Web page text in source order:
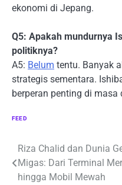
ekonomi di Jepang.
Q5: Apakah mundurnya
politiknya?
A5: Belum tentu. Banyak
strategis sementara.
berperan penting di masa
FEED
Navigasi
pos
Riza Chalid dan Dunia
Migas: Dari Terminal
hingga Mobil Mewah